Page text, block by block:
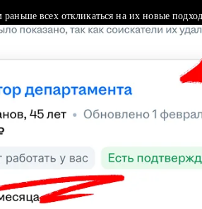
всех откликаться на их новые